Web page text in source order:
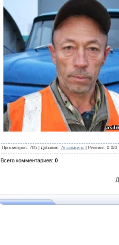
Просмотров: 705 | Добавил: Асылыкуль Рейтинг: 0.0/0
Всего комментариев: 0